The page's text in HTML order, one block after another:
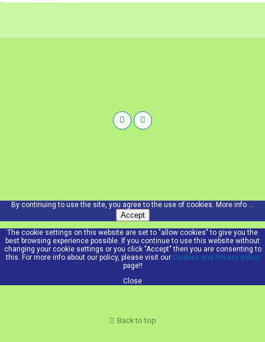
By continuing to use the site, you agree to the use of cookies. More info ...
Accept
The cookie settings on this website are set to "allow cookies" to give you the
best browsing experience possible. If you continue to use this website without
changing your cookie settings or you click "Accept" then you are consenting to
this. For more info about our policy, please visit our Cookies and Privacy policy
page!!
Close
Back to top